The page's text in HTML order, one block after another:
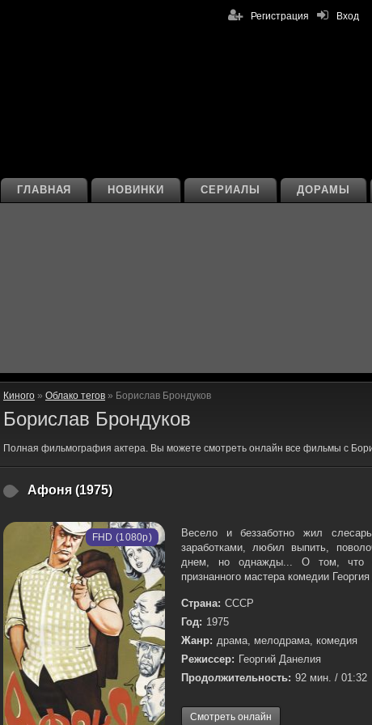
Вход
Регистрация
ДОРАМЫ
СЕРИАЛЫ
НОВИНКИ
ГЛАВНАЯ
Киного » Облако тегов » Борислав Брондуков
Борислав Брондуков
Полная фильмография актера. Вы можете смотреть онлайн все фильмы с
Афоня (1975)
FHD (1080p)
Весело и беззаботно жил
заработками, любил выпить,
днем, но однажды... О том, что
признанного мастера комедии
Страна: СССР
Год: 1975
Жанр: драма, мелодрама, комедия
Режиссер: Георгий Данелия
Продолжительность: 92 мин. / 01:32
Смотреть онлайн